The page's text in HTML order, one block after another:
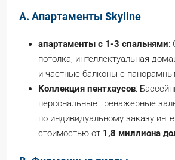
A. Апартаменты Skyline
апартаменты с 1-3 спальнями:
потолка, интеллектуальная
и частные балконы с
Коллекция пентхаусов:
персональные тренажерные
по индивидуальному заказу
стоимостью от 1,8 миллиона